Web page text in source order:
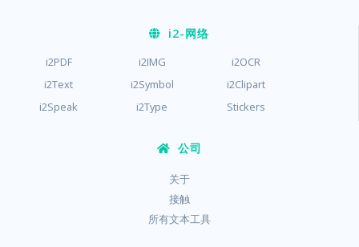
i2-网络
i2PDF i2IMG
i2OCR
i2Text
i2Symbol
i2Clipart
i2Speak
i2Type Stickers
公司
关于
接触
所有文本工具